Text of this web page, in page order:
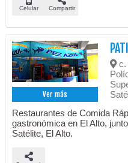
Celular Compartir
Ver más
c.
Restaurantes de Comida
gastronómica en El Alto,
Satélite, El Alto.